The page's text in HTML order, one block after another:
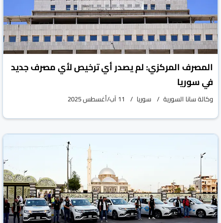
المصرف المركزي: لم يصدر أي ترخيص لأي مصرف جديد
في سوريا
وكالة سانا السورية سوريا 11 آب/أغسطس 2025